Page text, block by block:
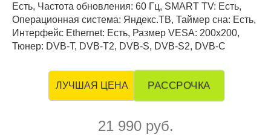
Есть, Частота обновления: 60 Гц, SMART TV: Есть,
Операционная система: Яндекс.ТВ, Таймер сна: Есть,
Интерфейс Ethernet: Есть, Размер VESA: 200x200,
Тюнер: DVB-T, DVB-T2, DVB-S, DVB-S2, DVB-C
ЛУЧШАЯ ЦЕНА РАССРОЧКА
21 990 руб.